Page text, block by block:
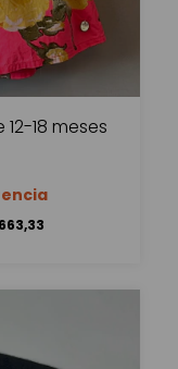
18 meses